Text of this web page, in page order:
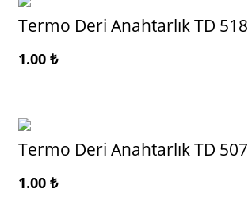
Termo Deri Anahtarlık TD 518
1.00 ₺
Termo Deri Anahtarlık TD 507
1.00 ₺